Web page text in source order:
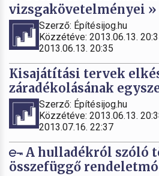
vizsgakövetelményei »
Szerző: Építésijog.hu
Közzétéve: 2013.06.13.
2013.06.13. 20:35
Kisajátítási tervek
záradékolásának
Szerző: Építésijog.hu
Közzétéve: 2013.06.13.
2013.07.16. 22:37
A hulladékról szóló
összefüggő